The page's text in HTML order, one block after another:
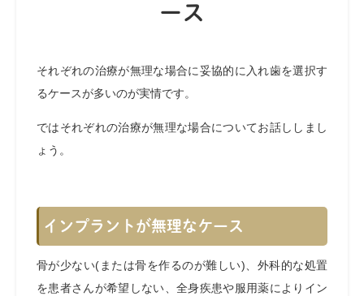
ース
それぞれの治療が無理な場合に妥協的に入れ歯を選択す
るケースが多いのが実情です。
ではそれぞれの治療が無理な場合についてお話ししまし
ょう。
インプラントが無理なケース
骨が少ない(または骨を作るのが難しい)、外科的な処置
を患者さんが希望しない、全身疾患や服用薬によりイン